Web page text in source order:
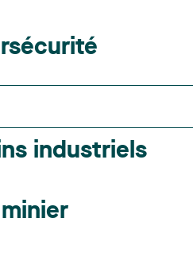
industriels